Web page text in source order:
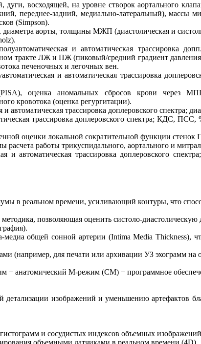
дуги, восходящей, на уровне створок аортального
переднее-задний, медиально-латеральный),
(Simpson).
диаметра аорты, толщины МЖП (диастолическая и
и автоматическая трассировка
тракте ЛЖ и ПЖ (пиковый/средний градиент
печеночных и легочных вен.
и автоматическая трассировка
оценка аномальных сбросов крови через
кровотока (оценка регургитации).
автоматическая трассировка доплеровского спектра;
трассировка доплеровского спектра; КДС,
оценки локальной сократительной функции
расчета работы трикуспидального, аортального и
и автоматическая трассировка доплеровского
в реальном времени, усиливающий контуры, что
позволяющая оценить систоло-
общей сонной артерии (Intima Media Thickness),
(например, для печати или архивации УЗ эхограмм на
+ анатомический М-режим (CM) + программное
изображений и уменьшению артефактов
и сосудистых индексов объемных
объемными датчиками в реальном времени (4D).